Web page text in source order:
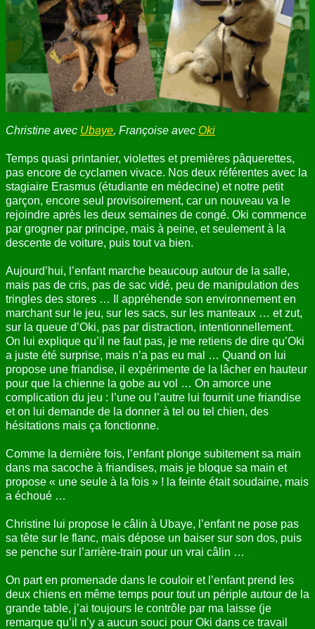
ANNUAIRE
CONTACT
Christine avec Ubaye, Françoise avec Oki
Temps quasi printanier, violettes et premières pâquerettes,
pas encore de cyclamen vivace. Nos deux référentes avec la
stagiaire Erasmus (étudiante en médecine) et notre petit
garçon, encore seul provisoirement, car un nouveau va le
rejoindre après les deux semaines de congé. Oki commence
par grogner par principe, mais à peine, et seulement à la
descente de voiture, puis tout va bien.
Aujourd’hui, l’enfant marche beaucoup autour de la salle,
mais pas de cris, pas de sac vidé, peu de manipulation des
tringles des stores … Il appréhende son environnement en
marchant sur le jeu, sur les sacs, sur les manteaux … et zut,
sur la queue d’Oki, pas par distraction, intentionnellement.
On lui explique qu’il ne faut pas, je me retiens de dire qu’Oki
a juste été surprise, mais n’a pas eu mal … Quand on lui
propose une friandise, il expérimente de la lâcher en hauteur
pour que la chienne la gobe au vol … On amorce une
complication du jeu : l’une ou l’autre lui fournit une friandise
et on lui demande de la donner à tel ou tel chien, des
hésitations mais ça fonctionne.
Comme la dernière fois, l’enfant plonge subitement sa main
dans ma sacoche à friandises, mais je bloque sa main et
propose « une seule à la fois » ! la feinte était soudaine, mais
a échoué …
Christine lui propose le câlin à Ubaye, l’enfant ne pose pas
sa tête sur le flanc, mais dépose un baiser sur son dos, puis
se penche sur l’arrière-train pour un vrai câlin …
On part en promenade dans le couloir et l’enfant prend les
deux chiens en même temps pour tout un périple autour de la
grande table, j’ai toujours le contrôle par ma laisse (je
remarque qu’il n’y a aucun souci pour Oki dans ce travail